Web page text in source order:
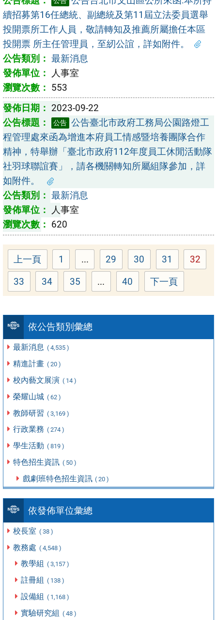
依公告類別彙總
最新消息 ( 4,535 )
精進計畫 ( 20 )
校內藝文展演 ( 14 )
榮耀山城 ( 62 )
教師研習 ( 3,169 )
行政業務 ( 274 )
學生活動 ( 819 )
特色招生資訊 ( 50 )
戲劇班特色招生資訊 ( 20 )
依發佈單位彙總
校長室 ( 38 )
教務處 ( 4,548 )
教學組 ( 3,157 )
註冊組 ( 138 )
設備組 ( 1,168 )
實驗研究組 ( 48 )
續招募第16任總統、副總統及第11屆立法委員選舉
投開票所工作人員，敬請轉知及推薦所屬擔任本區
投開票 所主任管理員，至紉公誼，詳如附件。
最新消息
人事室
553
2023-09-22
公告 公告臺北市政府工務局公園路燈工
程管理處來函為增進本府員工情感暨培養團隊合作
精神，特舉辦「臺北市政府112年度員工休閒活動隊
社羽球聯誼賽」，請各機關轉知所屬組隊參加，詳
如附件。
最新消息
人事室
620
上一頁 Page
1 ... Page
29 Page
30 Page
31 Page
32
Page
33 Page
34 Page
35 ... Page
40 下一頁